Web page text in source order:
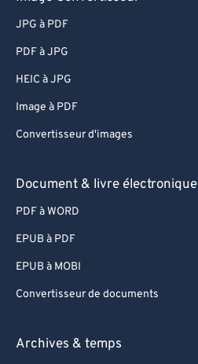
JPG à PDF
PDF à JPG
HEIC à JPG
Image à PDF
Convertisseur d'images
Document & livre électronique
PDF à WORD
EPUB à PDF
EPUB à MOBI
Convertisseur de documents
Archives & temps